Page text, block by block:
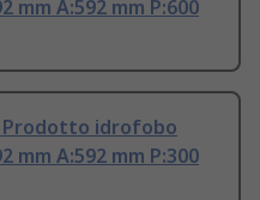
mm A:592 mm P:600
Prodotto idrofobo
mm A:592 mm P:300